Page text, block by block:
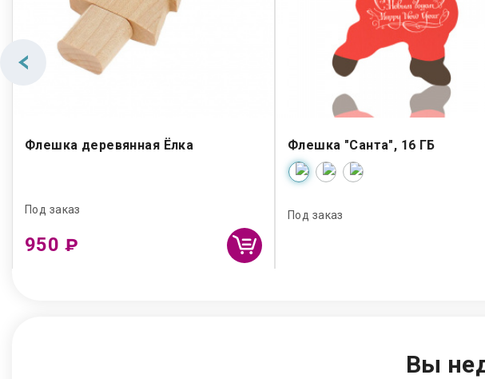
Флешка деревянная Ёлка
Под заказ
950 ₽
Флешка "Санта", 16 ГБ
Под заказ
Вы